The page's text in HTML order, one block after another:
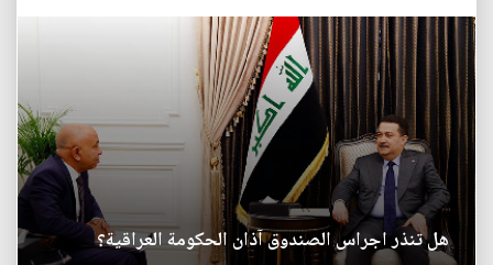
هل تنذر اجراس الصندوق آذان الحكومة العراقية؟